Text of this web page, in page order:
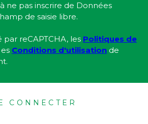
ne pas inscrire de Données
de saisie libre.
reCAPTCHA, les Politiques de
Conditions d'utilisation de
CONNECTER